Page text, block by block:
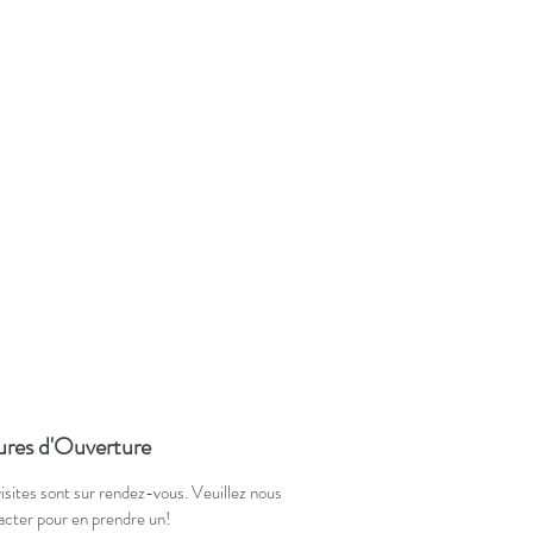
d'Ouverture
sont sur rendez-vous. Veuillez nous
pour en prendre un!